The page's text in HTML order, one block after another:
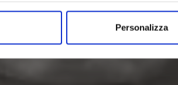
Personalizza